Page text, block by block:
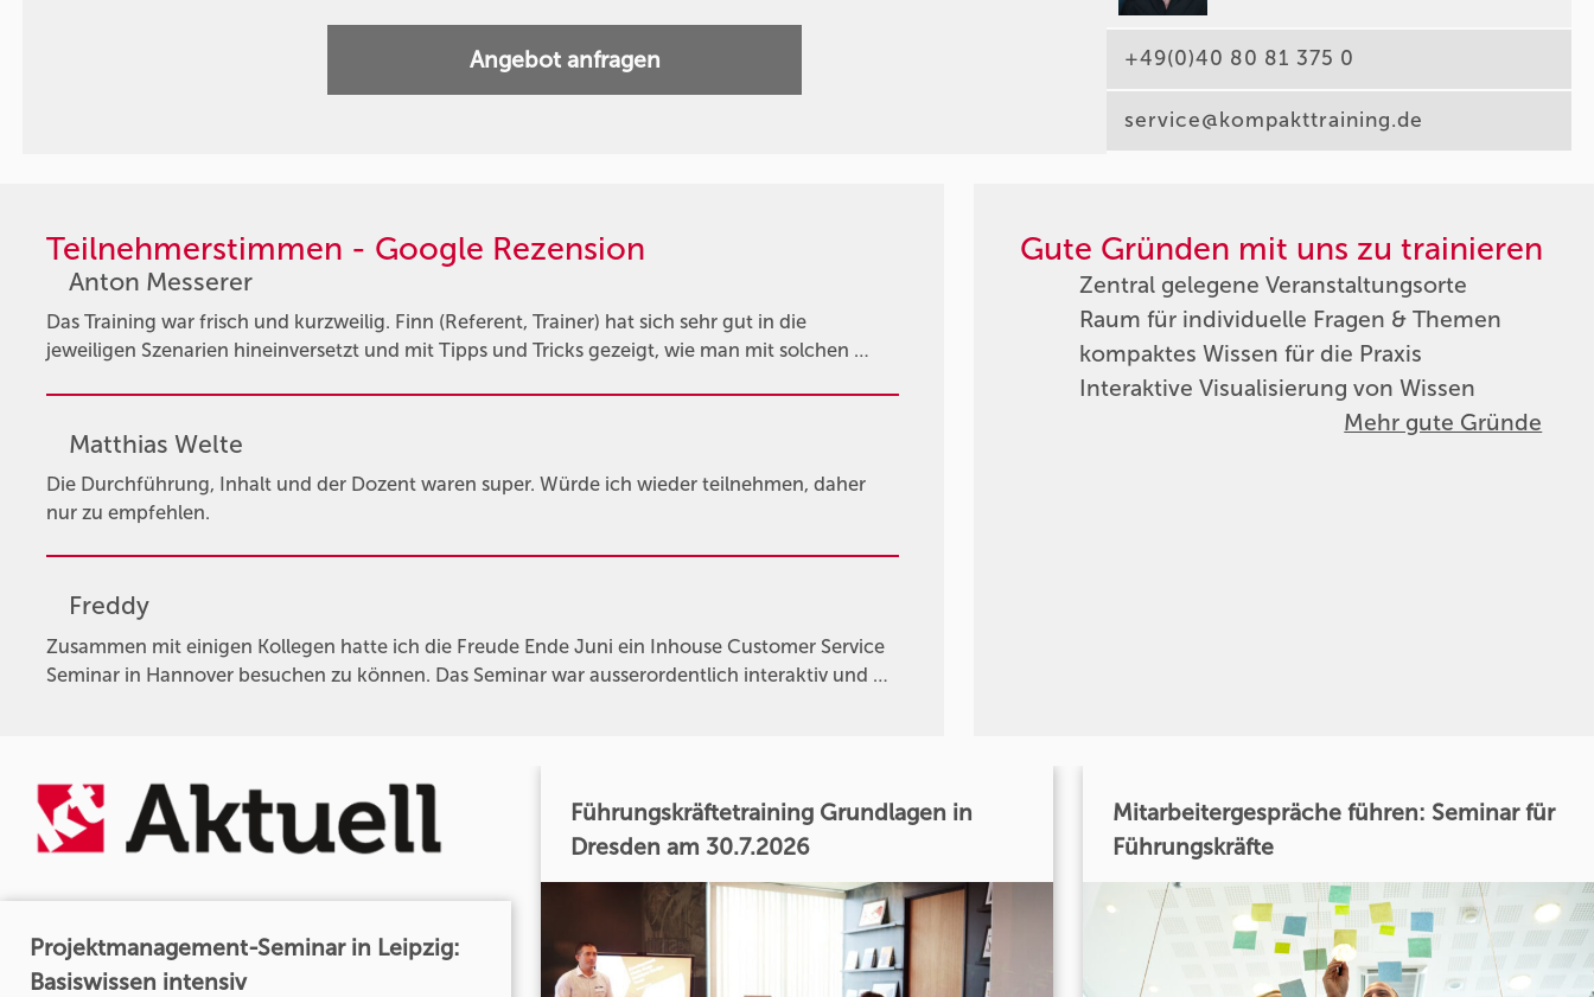
Angebot anfragen +49(0)40 80 81 375 0
service@kompakttraining.de
Teilnehmerstimmen - Google Rezension
Anton Messerer
Das Training war frisch und kurzweilig. Finn (Referent, Trainer) hat sich sehr gut in die
jeweiligen Szenarien hineinversetzt und mit Tipps und Tricks gezeigt, wie man mit solchen …
Matthias Welte
Die Durchführung, Inhalt und der Dozent waren super. Würde ich wieder teilnehmen, daher
nur zu empfehlen.
Freddy
Zusammen mit einigen Kollegen hatte ich die Freude Ende Juni ein Inhouse Customer Service
Seminar in Hannover besuchen zu können. Das Seminar war ausserordentlich interaktiv und …
Gute Gründen mit uns zu trainieren
Zentral gelegene Veranstaltungsorte
Raum für individuelle Fragen & Themen
kompaktes Wissen für die Praxis
Interaktive Visualisierung von Wissen
Mehr gute Gründe
Projektmanagement-Seminar in Leipzig:
Basiswissen intensiv
Führungskräftetraining Grundlagen in
Dresden am 30.7.2026
Mitarbeitergespräche führen: Seminar für
Führungskräfte